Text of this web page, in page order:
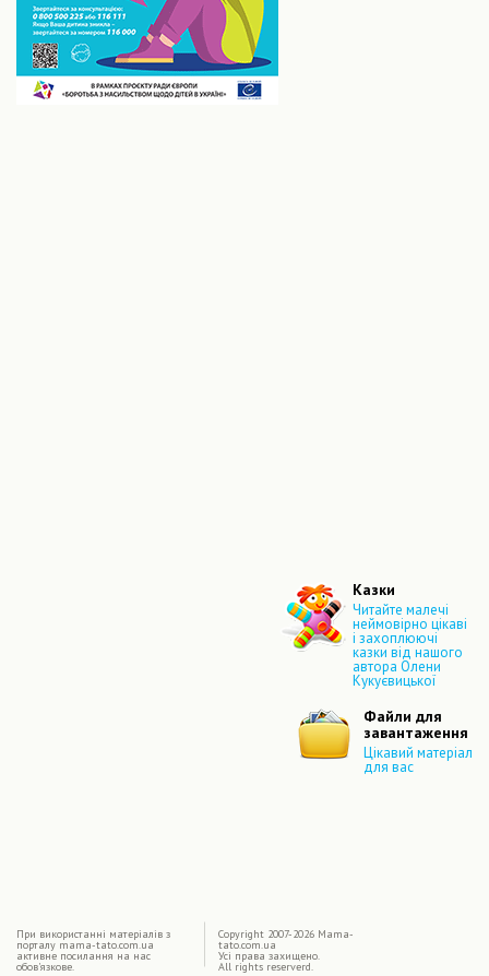
Казки
Читайте малечі
неймовірно цікаві
і захоплюючі
казки від нашого
автора Олени
Кукуєвицької
Файли для
завантаження
Цікавий матеріал
для вас
При використаннi матерiалiв з
порталу mama-tato.com.ua
активне посилання на нас
обов'язкове.
Copyright 2007-2026 Mama-
tato.com.ua
Усі права захищено.
All rights reserverd.